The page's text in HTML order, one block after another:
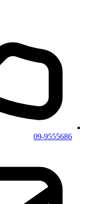
09-9555686